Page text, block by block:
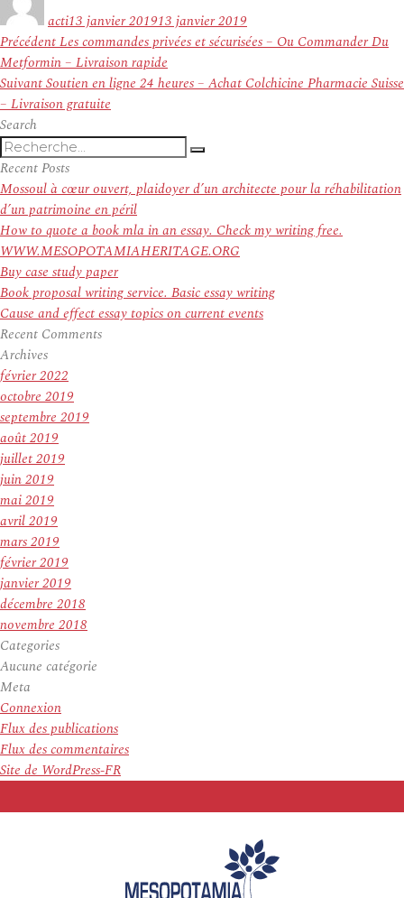
actile
13 janvier 201913 janvier 2019
Navigation
de
l’article
PrécédentArticle
précédent :
Les commandes privées et sécurisées – Ou Commander Du
Metformin – Livraison rapide
SuivantArticle
suivant :
Soutien en ligne 24 heures – Achat Colchicine Pharmacie Suisse
– Livraison gratuite
Search
Recherche
pour
:
Recherche
Recent Posts
Mossoul à cœur ouvert, plaidoyer d’un architecte pour la réhabilitation
d’un patrimoine en péril
How to quote a book mla in an essay. Check my writing free.
WWW.MESOPOTAMIAHERITAGE.ORG
Buy case study paper
Book proposal writing service. Basic essay writing
Cause and effect essay topics on current events
Recent Comments
Archives
février 2022
octobre 2019
septembre 2019
août 2019
juillet 2019
juin 2019
mai 2019
avril 2019
mars 2019
février 2019
janvier 2019
décembre 2018
novembre 2018
Categories
Aucune catégorie
Meta
Connexion
Flux des publications
Flux des commentaires
Site de WordPress-FR